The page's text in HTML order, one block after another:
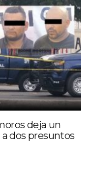
deja un
dos presuntos